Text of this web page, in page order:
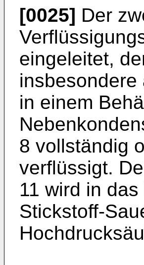
[0025] Der
eingeleitet,
in einem
8 vollständig
verflüssigt.
11 wird in
Stickstoff-